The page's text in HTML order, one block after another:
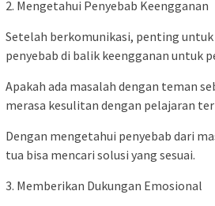
2. Mengetahui Penyebab Keengganan
Setelah berkomunikasi, penting
penyebab di balik keengganan untuk
Apakah ada masalah dengan teman
merasa kesulitan dengan pelajaran
Dengan mengetahui penyebab dari
tua bisa mencari solusi yang sesuai.
3. Memberikan Dukungan Emosional